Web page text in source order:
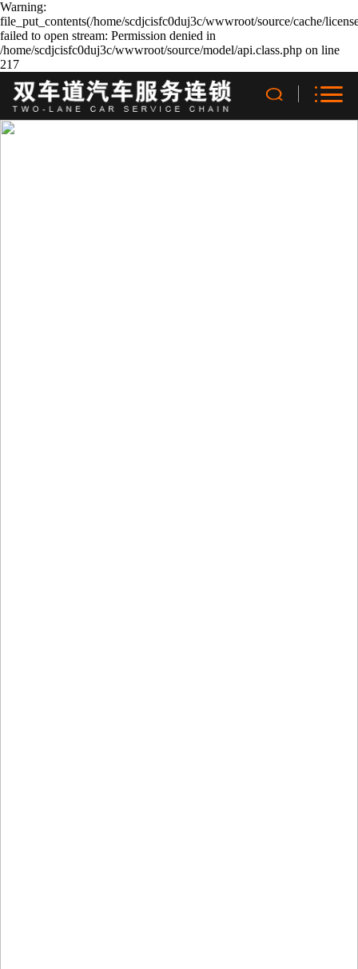
Warning:
file_put_contents(/home/scdjcisfc0duj3c/wwwroot/source/cache/
failed to open stream: Permission denied in
/home/scdjcisfc0duj3c/wwwroot/source/model/api.class.php on line
217